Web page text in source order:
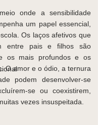
onde a sensibilidade
um papel essencial,
Os laços afetivos que
entre pais e filhos são
os mais profundos e os
O amor e o ódio, a ternura
podem desenvolver-se
se ou coexistirem,
vezes insuspeitada.